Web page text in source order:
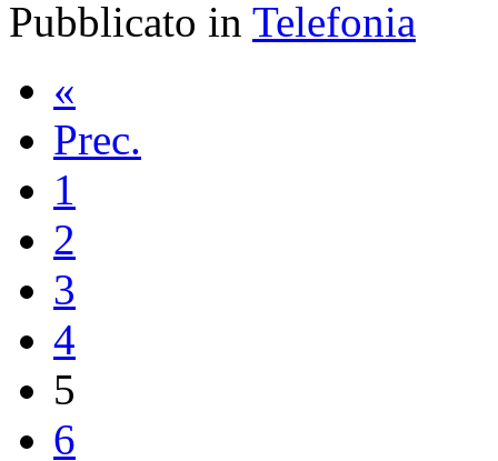
Pubblicato in Telefonia
«
Prec.
1
2
3
4
5
6